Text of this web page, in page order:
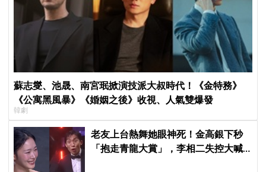
蘇志燮、池晟、南宮珉掀演技派大叔時代！《金特務》
《公寓黑風暴》《婚姻之後》收視、人氣雙爆發
韓劇
老友上台熱舞她眼神死！金高銀下秒
「抱走青龍大賞」，李相二失控大喊